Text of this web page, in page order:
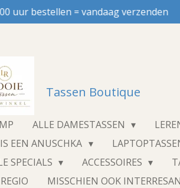
uur bestellen = vandaag verzenden
Tassen Boutique
ALLE DAMESTASSEN
EEN ANUSCHKA
SPECIALS ACCESSOIRES
MISSCHIEN OOK